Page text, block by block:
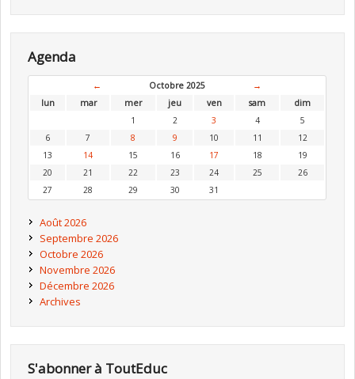
Agenda
← Octobre 2025
→
lun
mar mer jeu ven sam
dim
1
2 3 4
5
6
7 8 9 10 11
12
13
14 15 16 17 18
19
20
21 22 23 24 25
26
27
28 29 30 31
Août 2026
Septembre 2026
Octobre 2026
Novembre 2026
Décembre 2026
Archives
S'abonner à ToutEduc